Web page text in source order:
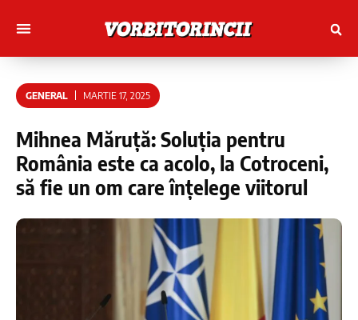
GENERAL MARTIE 17, 2025
Mihnea Măruță: Soluția pentru
România este ca acolo, la Cotroceni,
să fie un om care înțelege viitorul